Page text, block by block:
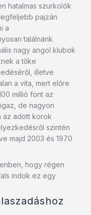
hatalmas szurkolók
pajzán
a
találnánk
nagy angol klubok
a tőke
illetve
a vita, mert előre
millió font az
de nagyon
az adott korok
szintén
majd 2003 és 1970
hogy régen
indok ez egy